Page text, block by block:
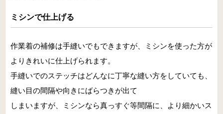
ミシンで仕上げる
作業着の補修は手縫いでもできますが、ミシンを使った方が
よりきれいに仕上げられます。
手縫いでのステッチはどんなに丁寧な縫い方をしていても、
縫い目の間隔や向きにばらつきが出て
しまいますが、ミシンなら真っすぐ等間隔に、より細かいス